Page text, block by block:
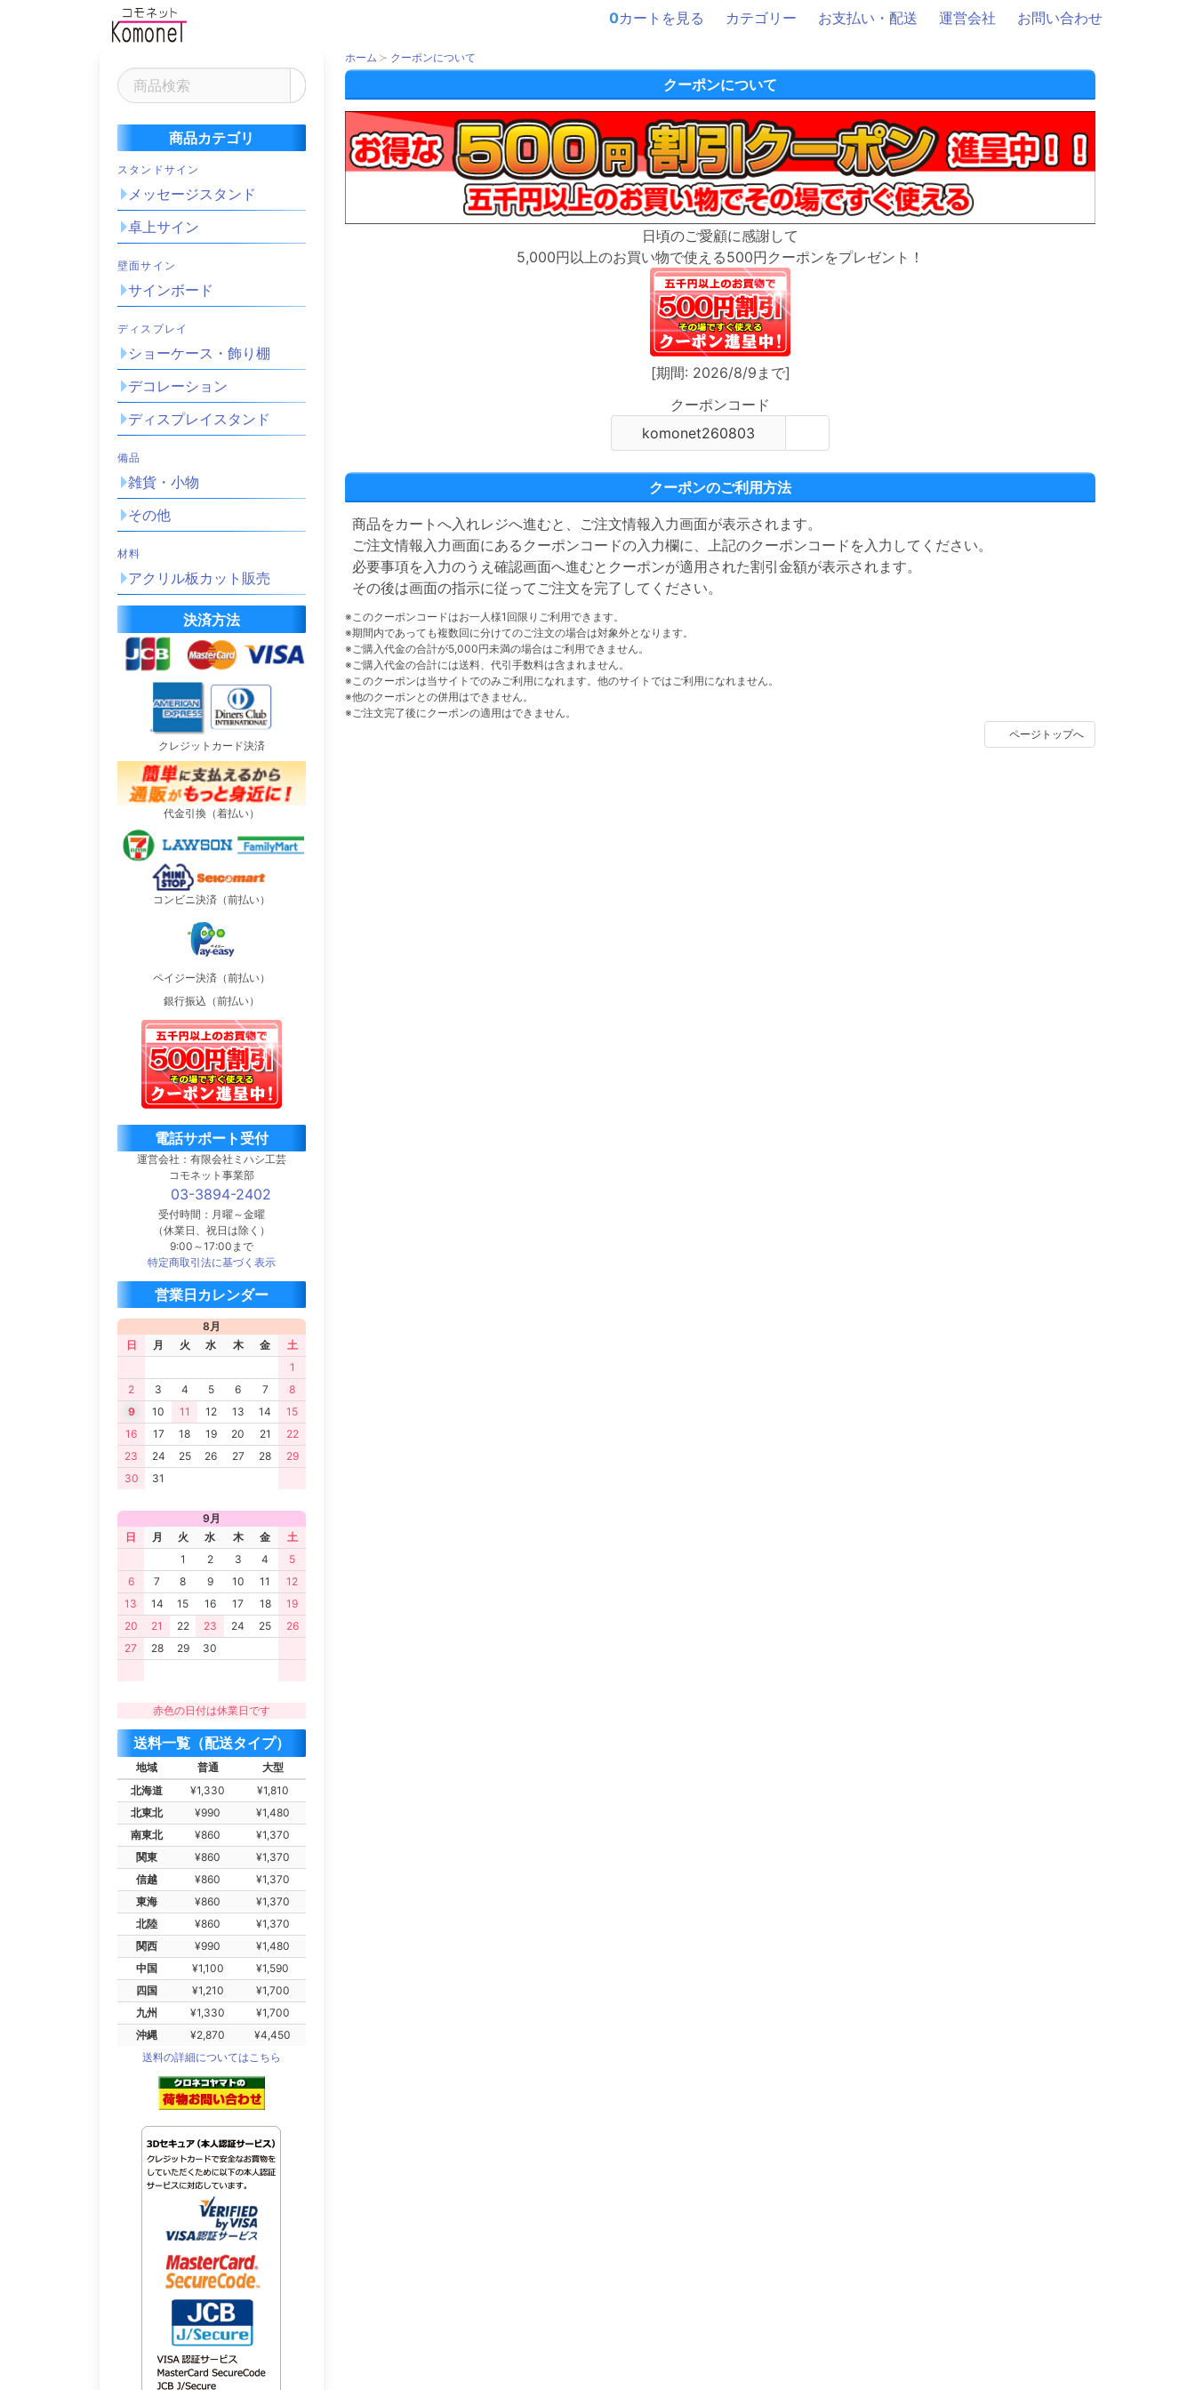
0カートを見る カテゴリー お支払い・配送 運営会社 お問い合わせ
商品カテゴリ
スタンドサイン
メッセージスタンド
卓上サイン
壁面サイン
サインボード
ディスプレイ
ショーケース・飾り棚
デコレーション
ディスプレイスタンド
備品
雑貨・小物
その他
材料
アクリル板カット販売
決済方法
クレジットカード決済
代金引換（着払い）
コンビニ決済（前払い）
ペイジー決済（前払い）
銀行振込（前払い）
電話サポート受付
運営会社：有限会社ミハシ工芸
コモネット事業部
03-3894-2402
受付時間：月曜～金曜
（休業日、祝日は除く）
9:00～17:00まで
特定商取引法に基づく表示
営業日カレンダー
8月
日
月 火 水 木 金
土
1
2
3 4 5 6 7
8
9
10 11 12 13 14
15
16
17 18 19 20 21
22
23
24 25 26 27 28
29
30
31
9月
日
月 火 水 木 金
土
1
2 3 4
5
6
7 8 9 10 11
12
13
14 15 16 17 18
19
20
21 22 23 24 25
26
27
28 29 30
赤色の日付は休業日です
送料一覧（配送タイプ）
地域 普通
大型
北海道
¥1,330
¥1,810
北東北
¥990
¥1,480
南東北
¥860
¥1,370
関東
¥860
¥1,370
信越
¥860
¥1,370
東海
¥860
¥1,370
北陸
¥860
¥1,370
関西
¥990
¥1,480
中国
¥1,100
¥1,590
四国
¥1,210
¥1,700
九州
¥1,330
¥1,700
沖縄
¥2,870
¥4,450
送料の詳細についてはこちら
ホーム クーポンについて
クーポンについて
日頃のご愛顧に感謝して
5,000円以上のお買い物で使える500円クーポンをプレゼント！
[期間: 2026/8/9まで]
クーポンコード
クーポンのご利用方法
商品をカートへ入れレジへ進むと、ご注文情報入力画面が表示されます。
ご注文情報入力画面にあるクーポンコードの入力欄に、上記のクーポンコードを入力してください。
必要事項を入力のうえ確認画面へ進むとクーポンが適用された割引金額が表示されます。
その後は画面の指示に従ってご注文を完了してください。
※このクーポンコードはお一人様1回限りご利用できます。
※期間内であっても複数回に分けてのご注文の場合は対象外となります。
※ご購入代金の合計が5,000円未満の場合はご利用できません。
※ご購入代金の合計には送料、代引手数料は含まれません。
※このクーポンは当サイトでのみご利用になれます。他のサイトではご利用になれません。
※他のクーポンとの併用はできません。
※ご注文完了後にクーポンの適用はできません。
ページトップへ